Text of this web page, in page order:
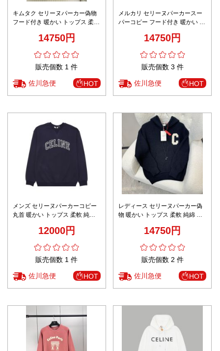
キムタク セリーヌパーカー偽物
フード付き 暖かい トップス 柔軟
14750円
販売個数 1 件
佐川急便 HOT
メルカリ セリーヌパーカースー
パーコピー フード付き 暖かい ト
14750円
販売個数 3 件
佐川急便 HOT
メンズ セリーヌパーカーコピー
丸首 暖かい トップス 柔軟 純綿
12000円
販売個数 1 件
佐川急便 HOT
レディース セリーヌパーカー偽
物 暖かい トップス 柔軟 純綿 シ
14750円
販売個数 2 件
佐川急便 HOT